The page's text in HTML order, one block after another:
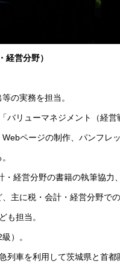
経営分野）
の実務を担当。
バリューマネジメント（経
ページの制作、パンフレ
経営分野の書籍の執筆協力
主に税・会計・経営分野で
も担当。
）。
列車を利用して茨城県と首